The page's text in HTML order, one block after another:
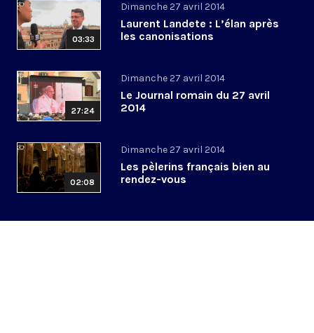
03:33
Dimanche 27 avril 2014
Laurent Landete : L’élan après
les canonisations
27:24
Dimanche 27 avril 2014
Le Journal romain du 27 avril
2014
02:08
Dimanche 27 avril 2014
Les pèlerins français bien au
rendez-vous